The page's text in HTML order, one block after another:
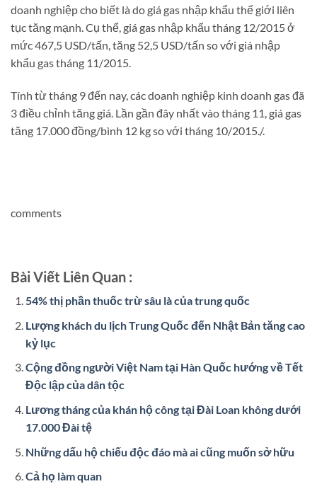
doanh nghiệp cho biết là do giá gas nhập khẩu thế giới liên
tục tăng mạnh. Cụ thể, giá gas nhập khẩu tháng 12/2015 ở
mức 467,5 USD/tấn, tăng 52,5 USD/tấn so với giá nhập
khẩu gas tháng 11/2015.
Tính từ tháng 9 đến nay, các doanh nghiệp kinh doanh gas đã
3 điều chỉnh tăng giá. Lần gần đây nhất vào tháng 11, giá gas
tăng 17.000 đồng/bình 12 kg so với tháng 10/2015./.
comments
Bài Viết Liên Quan :
54% thị phần thuốc trừ sâu là của trung quốc
Lượng khách du lịch Trung Quốc đến Nhật Bản tăng cao
kỷ lục
Cộng đồng người Việt Nam tại Hàn Quốc hướng về Tết
Độc lập của dân tộc
Lương tháng của khán hộ công tại Đài Loan không dưới
17.000 Đài tệ
Những dấu hộ chiếu độc đáo mà ai cũng muốn sở hữu
Cả họ làm quan